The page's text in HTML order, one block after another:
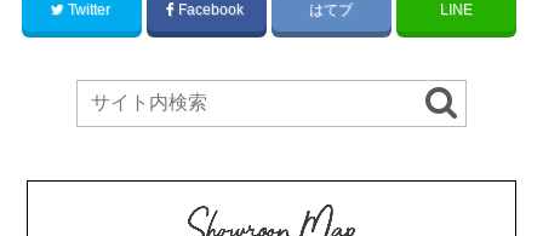
Twitter Facebook はてブ LINE